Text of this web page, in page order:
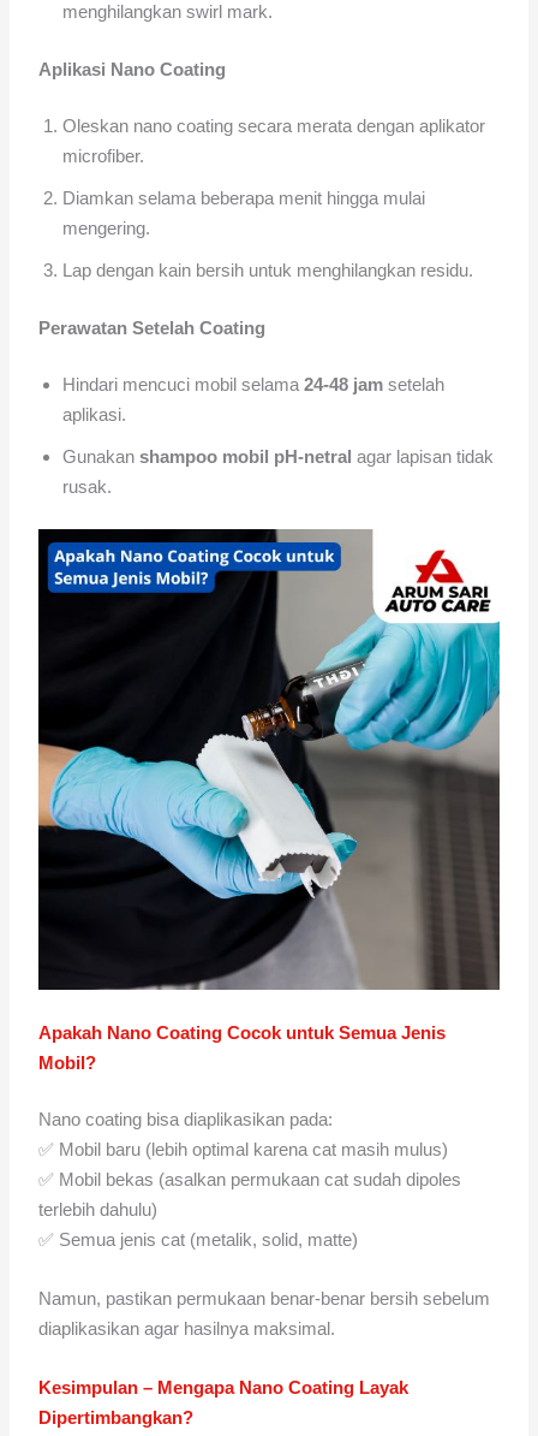
menghilangkan swirl mark.
Aplikasi Nano Coating
Oleskan nano coating secara merata dengan aplikator
microfiber.
Diamkan selama beberapa menit hingga mulai
mengering.
Lap dengan kain bersih untuk menghilangkan residu.
Perawatan Setelah Coating
Hindari mencuci mobil selama24-48 jam setelah
aplikasi.
Gunakanshampoo mobil pH-netral agar lapisan tidak
rusak.
Apakah Nano Coating Cocok untuk Semua Jenis
Mobil?
Nano coating bisa diaplikasikan pada:
✅ Mobil baru (lebih optimal karena cat masih mulus)
✅ Mobil bekas (asalkan permukaan cat sudah dipoles
terlebih dahulu)
✅ Semua jenis cat (metalik, solid, matte)
Namun, pastikan permukaan benar-benar bersih sebelum
diaplikasikan agar hasilnya maksimal.
Kesimpulan – Mengapa Nano Coating Layak
Dipertimbangkan?